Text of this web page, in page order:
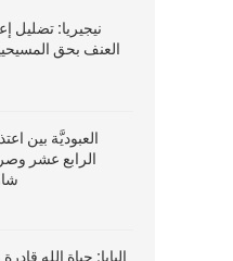
نيجيريا: تضليل
العنف بحق
العبوديَّة بين
الرابع عشر
البابا: حياة الله